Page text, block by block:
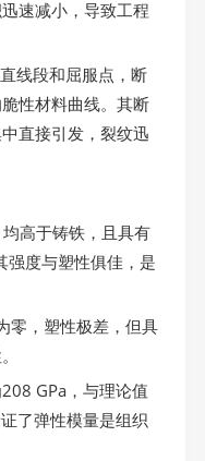
速减小，导致工程
线段和屈服点，断
性材料曲线。其断
直接引发，裂纹迅
均高于铸铁，且具有
强度与塑性俱佳，是
零，塑性极差，但具
GPa，与理论值
了弹性模量是组织